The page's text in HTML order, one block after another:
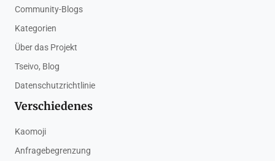
Community-Blogs
Kategorien
Über das Projekt
Tseivo, Blog
Datenschutzrichtlinie
Verschiedenes
Kaomoji
Anfragebegrenzung